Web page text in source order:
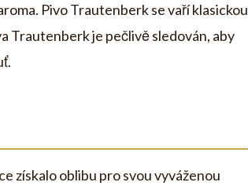
Pivo Trautenberk se vaří klasickou
Trautenberk je pečlivě sledován, aby
získalo oblibu pro svou vyváženou